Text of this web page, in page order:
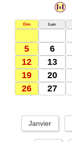
Dim Lun
5
6
12
13
19
20
26
27
Janvier